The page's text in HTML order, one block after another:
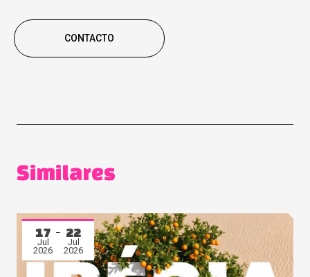
CONTACTO
Similares
17
Jul
2026
22
Jul
2026